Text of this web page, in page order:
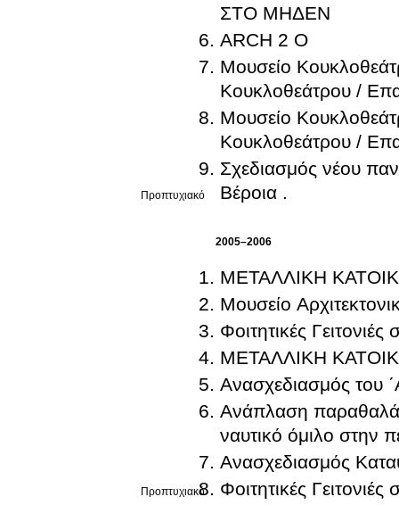
Προπτυχιακό
ΣΤΟ ΜΗΔΕΝ
ARCH 2 Ο
Μουσείο Κουκλοθεάτρου
Κουκλοθεάτρου /
Μουσείο
Κουκλοθεάτρου /
Σχεδιασμός νέου
Βέροια .
2005–2006
Προπτυχιακό
ΜΕΤΑΛΛΙΚΗ
Μουσείο
Φοιτητικές
ΜΕΤΑΛΛΙΚΗ
Ανασχεδιασμός του
Ανάπλαση
Ανασχεδιασμός
Φοιτητικές